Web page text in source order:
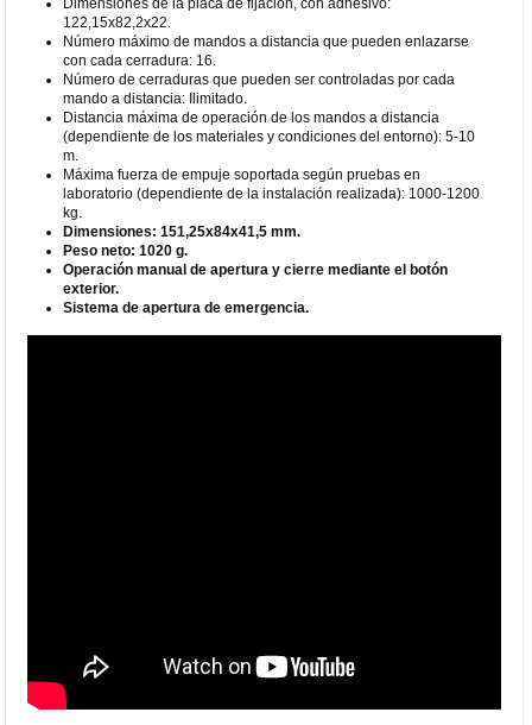
122,15x82,2x22.
Número máximo de mandos a distancia que pueden enlazarse
con cada cerradura: 16.
Número de cerraduras que pueden ser controladas por cada
mando a distancia: Ilimitado.
Distancia máxima de operación de los mandos a distancia
(dependiente de los materiales y condiciones del entorno): 5-10
m.
Máxima fuerza de empuje soportada según pruebas en
laboratorio (dependiente de la instalación realizada): 1000-1200
kg.
Dimensiones: 151,25x84x41,5 mm.
Peso neto: 1020 g.
Operación manual de apertura y cierre mediante el botón
exterior.
Sistema de apertura de emergencia.